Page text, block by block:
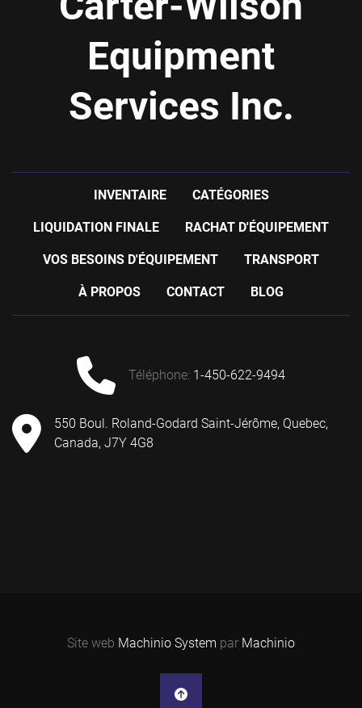
Equipment
Services Inc.
INVENTAIRE CATÉGORIES
LIQUIDATION FINALE RACHAT D'ÉQUIPEMENT
VOS BESOINS D'ÉQUIPEMENT TRANSPORT
À PROPOS CONTACT BLOG
téléphone: 1-450-622-9494
550 Boul. Roland-Godard Saint-Jérôme, Quebec,
Canada, J7Y 4G8
Site web Machinio System par Machinio